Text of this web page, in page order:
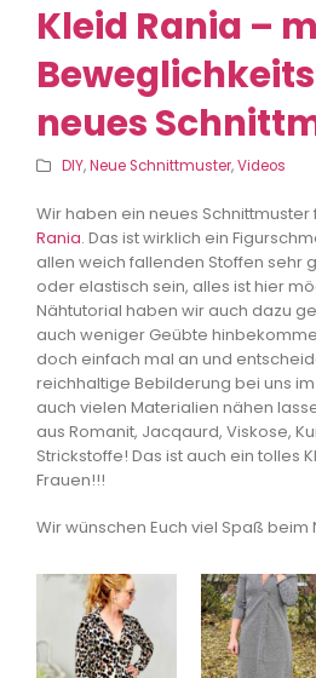
Kleid Rania –
neues
DIY,Neue Schnittmuster,Videos
Wir haben ein neues Schnittmuster
Rania. Das ist wirklich ein
allen weich fallenden Stoffen sehr
oder elastisch sein, alles ist hier
Nähtutorial haben wir auch dazu
auch weniger Geübte
doch einfach mal an und
reichhaltige Bebilderung bei uns
auch vielen Materialien nähen
aus Romanit, Jacqaurd, Viskose,
Strickstoffe! Das ist auch ein tolles
Frauen!!!
Wir wünschen Euch viel Spaß beim